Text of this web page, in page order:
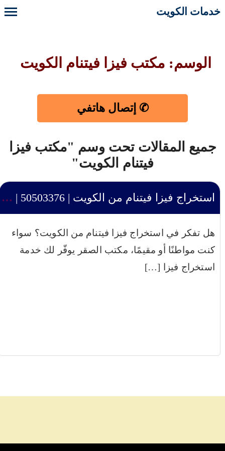
خدمات الكويت
الوسم: مكتب فيزا فيتنام الكويت
✆ إتصال هاتفي
جميع المقالات تحت وسم "مكتب فيزا
فيتنام الكويت"
استخراج فيزا فيتنام من الكويت | 50503376 | استخراج إلكتروني مضمون
هل تفكر في استخراج فيزا فيتنام من الكويت؟ سواء
كنت مواطنًا أو مقيمًا، مكتب الصقر يوفّر لك خدمة
استخراج فيزا […]